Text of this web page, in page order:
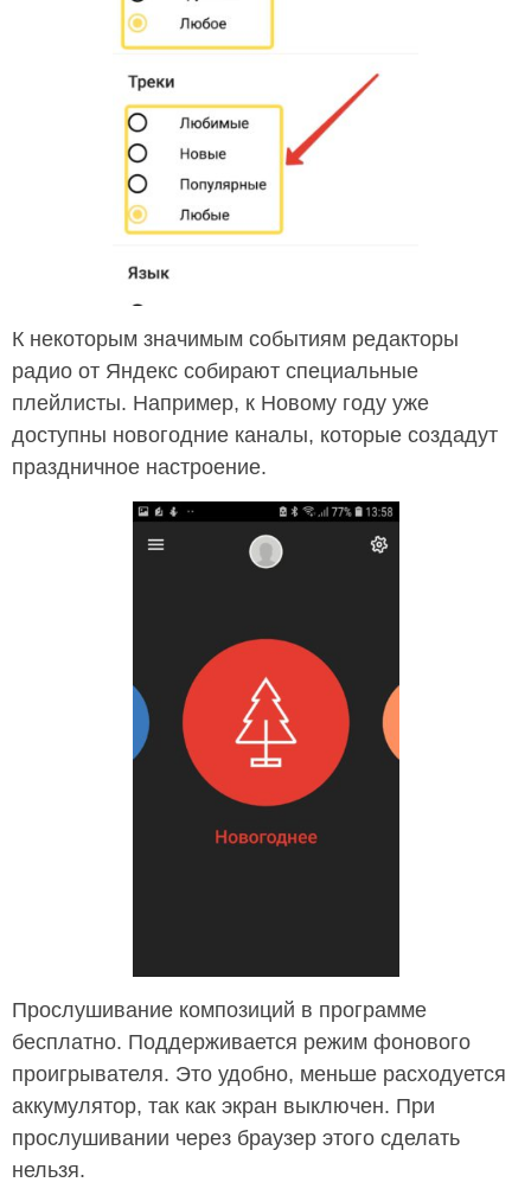
К некоторым значимым событиям редакторы
радио от Яндекс собирают специальные
плейлисты. Например, к Новому году уже
доступны новогодние каналы, которые создадут
праздничное настроение.
Прослушивание композиций в программе
бесплатно. Поддерживается режим фонового
проигрывателя. Это удобно, меньше расходуется
аккумулятор, так как экран выключен. При
прослушивании через браузер этого сделать
нельзя.